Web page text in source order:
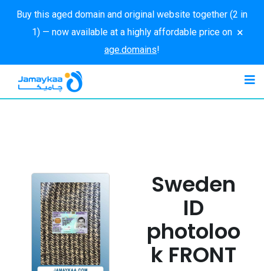
Buy this aged domain and original website together (2 in
1) — now available at a highly affordable price on
age.domains!
×
Sweden
ID
photoloo
k FRONT